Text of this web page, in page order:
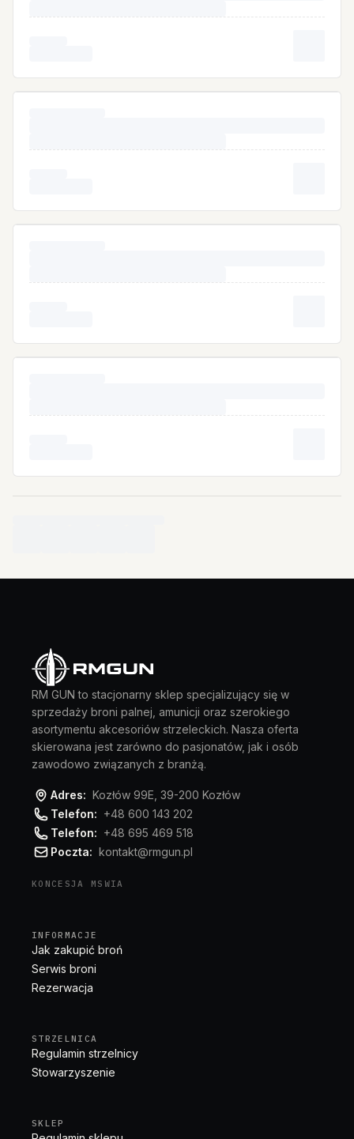
RM GUN to stacjonarny sklep specjalizujący się w
sprzedaży broni palnej, amunicji oraz szerokiego
asortymentu akcesoriów strzeleckich. Nasza oferta
skierowana jest zarówno do pasjonatów, jak i osób
zawodowo związanych z branżą.
Adres: Kozłów 99E, 39-200 Kozłów
Telefon: +48 600 143 202
Telefon: +48 695 469 518
Poczta: kontakt@rmgun.pl
KONCESJA MSWIA
INFORMACJE
Jak zakupić broń
Serwis broni
Rezerwacja
STRZELNICA
Regulamin strzelnicy
Stowarzyszenie
SKLEP